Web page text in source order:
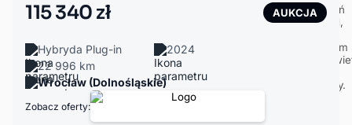
115 340 zł AUKCJA
Hybryda Plug-in
2024
22 996 km
Wrocław (Dolnośląskie)
Zobacz oferty: